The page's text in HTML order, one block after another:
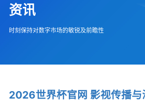
资讯
时刻保持对数字市场的敏锐及前瞻性
2026世界杯官网 影视传播与